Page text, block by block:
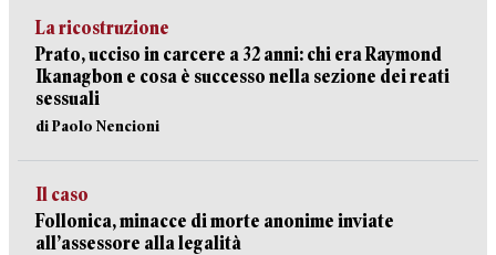
La ricostruzione
Prato, ucciso in carcere a 32 anni: chi era Raymond
Ikanagbon e cosa è successo nella sezione dei reati
sessuali
di Paolo Nencioni
Il caso
Follonica, minacce di morte anonime inviate
all’assessore alla legalità